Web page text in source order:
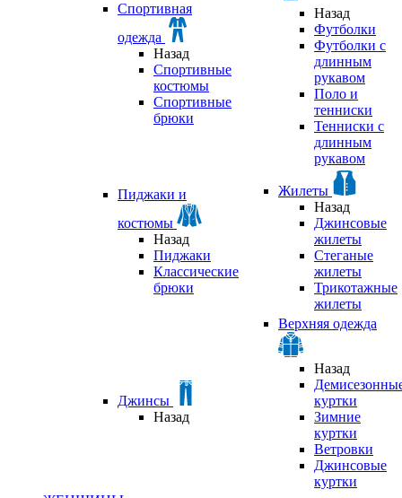
Спортивная
одежда
Назад
Спортивные
костюмы
Спортивные
брюки
Назад
Футболки
Футболки с
длинным
рукавом
Поло и
тенниски
Тенниски с
длинным
рукавом
Пиджаки и
костюмы
Назад
Пиджаки
Классические
брюки
Жилеты
Назад
Джинсовые
жилеты
Стеганые
жилеты
Трикотажные
жилеты
Джинсы
Назад
Верхняя одежда
Назад
куртки
Зимние
куртки
Ветровки
Джинсовые
куртки